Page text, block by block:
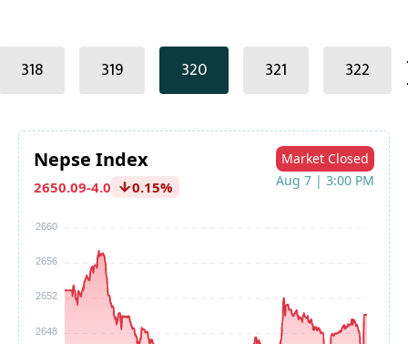
318 319 320 321 322